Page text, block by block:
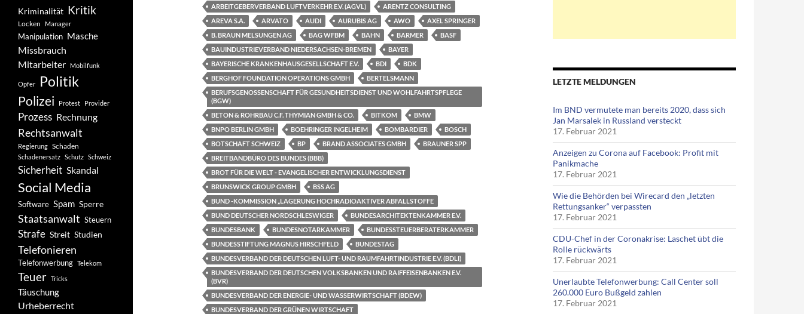
ARBEITGEBERVERBAND LUFTVERKEHR E.V. (AGVL)
ARENTZ CONSULTING
AREVA S.A.
ARVATO AUDI AURUBIS AG AWO
AXEL SPRINGER
B. BRAUN MELSUNGEN AG
BAG WFBM BAHN BARMER
BASF
BAUINDUSTRIEVERBAND NIEDERSACHSEN-BREMEN
BAYER
BAYERISCHE KRANKENHAUSGESELLSCHAFT E.V.
BDI
BDK
BERGHOF FOUNDATION OPERATIONS GMBH
BERTELSMANN
BERUFSGENOSSENSCHAFT FÜR GESUNDHEITSDIENST UND WOHLFAHRTSPFLEGE
(BGW)
BETON & ROHRBAU C.F. THYMIAN GMBH & CO.
BITKOM
BMW
BNPO BERLIN GMBH
BOEHRINGER INGELHEIM BOMBARDIER
BOSCH
BOTSCHAFT SCHWEIZ
BP BRAND ASSOCIATES GMBH
BRAUNER SPP
BREITBANDBÜRO DES BUNDES (BBB)
BROT FÜR DIE WELT - EVANGELISCHER ENTWICKLUNGSDIENST
BRUNSWICK GROUP GMBH
BSS AG
BUND -KOMMISSION „LAGERUNG HOCHRADIOAKTIVER ABFALLSTOFFE
BUND DEUTSCHER NORDSCHLESWIGER
BUNDESARCHITEKTENKAMMER E.V.
BUNDESBANK
BUNDESNOTARKAMMER
BUNDESSTEUERBERATERKAMMER
BUNDESSTIFTUNG MAGNUS HIRSCHFELD
BUNDESTAG
BUNDESVERBAND DER DEUTSCHEN LUFT- UND RAUMFAHRTINDUSTRIE E.V. (BDLI)
BUNDESVERBAND DER DEUTSCHEN VOLKSBANKEN UND RAIFFEISENBANKEN E.V.
(BVR)
BUNDESVERBAND DER ENERGIE- UND WASSERWIRTSCHAFT (BDEW)
BUNDESVERBAND DER GRÜNEN WIRTSCHAFT
LETZTE MELDUNGEN
Im BND vermutete man bereits 2020, dass sich
Jan Marsalek in Russland versteckt
17. Februar 2021
Anzeigen zu Corona auf Facebook: Profit mit
Panikmache
17. Februar 2021
Wie die Behörden bei Wirecard den „letzten
Rettungsanker“ verpassten
17. Februar 2021
CDU-Chef in der Coronakrise: Laschet übt die
Rolle rückwärts
17. Februar 2021
Unerlaubte Telefonwerbung: Call Center soll
260.000 Euro Bußgeld zahlen
17. Februar 2021
Kriminalität Kritik
Locken Manager
Manipulation Masche
Missbrauch
Mitarbeiter
Mobilfunk
Opfer Politik
Polizei Protest Provider
Prozess Rechnung
Rechtsanwalt
Regierung Schaden
Schadenersatz Schutz Schweiz
Sicherheit Skandal
Social Media
Software Spam Sperre
Staatsanwalt Steuern
Strafe Streit Studien
Telefonieren
Telefonwerbung Telekom
Teuer Tricks
Täuschung
Urheberrecht